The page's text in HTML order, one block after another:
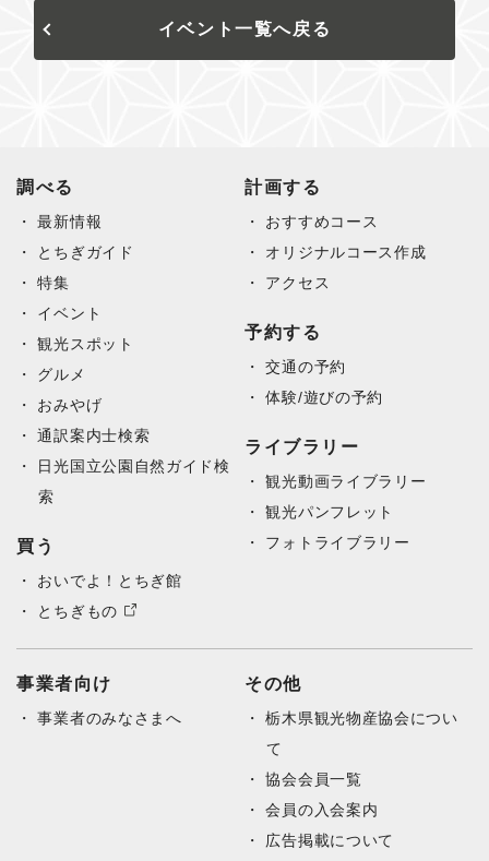
イベント一覧へ戻る
調べる
最新情報
とちぎガイド
特集
イベント
観光スポット
グルメ
おみやげ
通訳案内士検索
日光国立公園自然ガイド検
索
買う
おいでよ！とちぎ館
とちぎもの
計画する
おすすめコース
オリジナルコース作成
アクセス
予約する
交通の予約
体験/遊びの予約
ライブラリー
観光動画ライブラリー
観光パンフレット
フォトライブラリー
事業者向け
事業者のみなさまへ
その他
栃木県観光物産協会につい
て
協会会員一覧
会員の入会案内
広告掲載について